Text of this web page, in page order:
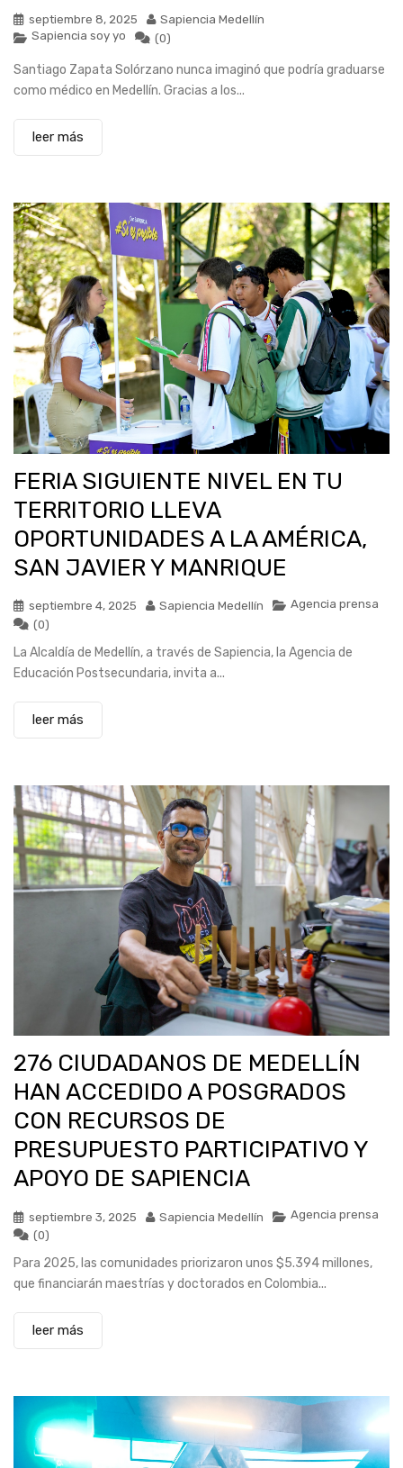
septiembre 8, 2025
Sapiencia Medellín
Sapiencia soy yo
(0)
Santiago Zapata Solórzano nunca imaginó que podría graduarse
como médico en Medellín. Gracias a los...
leer más
FERIA SIGUIENTE NIVEL EN TU
TERRITORIO LLEVA
OPORTUNIDADES A LA AMÉRICA,
SAN JAVIER Y MANRIQUE
septiembre 4, 2025 Sapiencia Medellín
Agencia prensa
(0)
La Alcaldía de Medellín, a través de Sapiencia, la Agencia de
Educación Postsecundaria, invita a...
leer más
276 CIUDADANOS DE MEDELLÍN
HAN ACCEDIDO A POSGRADOS
CON RECURSOS DE
PRESUPUESTO PARTICIPATIVO Y
APOYO DE SAPIENCIA
septiembre 3, 2025 Sapiencia Medellín
Agencia prensa
(0)
Para 2025, las comunidades priorizaron unos $5.394 millones,
que financiarán maestrías y doctorados en Colombia...
leer más